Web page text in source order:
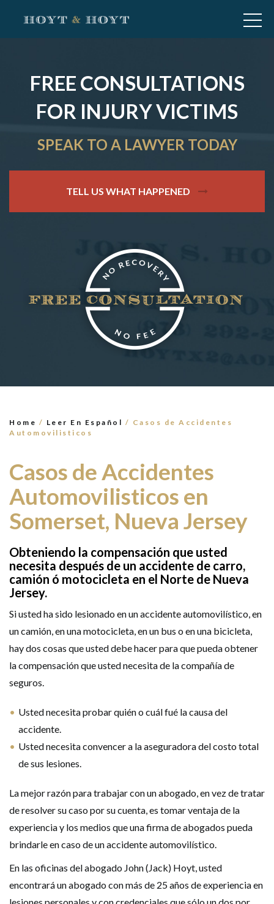
FREE CONSULTATIONS
FOR INJURY VICTIMS
SPEAK TO A LAWYER TODAY
TELL US WHAT HAPPENED
Home / Leer En Español / Casos de Accidentes
Automovilisticos
Casos de Accidentes
Automovilisticos en
Somerset, Nueva Jersey
Obteniendo la compensación que usted
necesita después de un accidente de carro,
camión ó motocicleta en el Norte de Nueva
Jersey.
Si usted ha sido lesionado en un accidente automovilístico, en
un camión, en una motocicleta, en un bus o en una bicicleta,
hay dos cosas que usted debe hacer para que pueda obtener
la compensación que usted necesita de la compañía de
seguros.
Usted necesita probar quién o cuál fué la causa del
accidente.
Usted necesita convencer a la aseguradora del costo total
de sus lesiones.
La mejor razón para trabajar con un abogado, en vez de tratar
de resolver su caso por su cuenta, es tomar ventaja de la
experiencia y los medios que una firma de abogados pueda
brindarle en caso de un accidente automovilístico.
En las oficinas del abogado John (Jack) Hoyt, usted
encontrará un abogado con más de 25 años de experiencia en
HAPPENED
GET HELP NOW